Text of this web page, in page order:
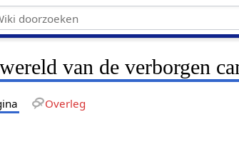
van de verborgen
Overleg